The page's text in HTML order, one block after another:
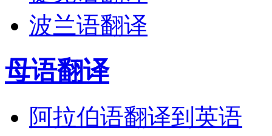
波兰语翻译
母语翻译
阿拉伯语翻译到英语